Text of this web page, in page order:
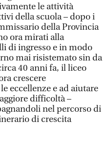
le attività
della scuola – dopo i
della Provincia
ora mirati alla
di ingresso e in modo
mai risistemato sin da
40 anni fa, il liceo
crescere
eccellenze e ad aiutare
difficoltà –
nel percorso di
di crescita